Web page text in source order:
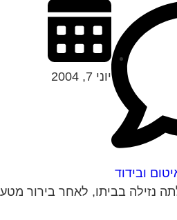
ובידוד
יוני 7, 2004
נזילה בביתו, לאחר בירור